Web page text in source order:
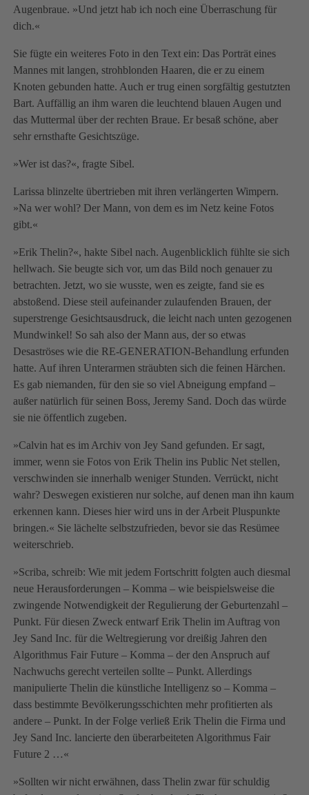
Augenbraue. »Und jetzt hab ich noch eine Überraschung für
dich.«
Sie fügte ein weiteres Foto in den Text ein: Das Porträt eines
Mannes mit langen, strohblonden Haaren, die er zu einem
Knoten gebunden hatte. Auch er trug einen sorgfältig gestutzten
Bart. Auffällig an ihm waren die leuchtend blauen Augen und
das Muttermal über der rechten Braue. Er besaß schöne, aber
sehr ernsthafte Gesichtszüge.
»Wer ist das?«, fragte Sibel.
Larissa blinzelte übertrieben mit ihren verlängerten Wimpern.
»Na wer wohl? Der Mann, von dem es im Netz keine Fotos
gibt.«
»Erik Thelin?«, hakte Sibel nach. Augenblicklich fühlte sie sich
hellwach. Sie beugte sich vor, um das Bild noch genauer zu
betrachten. Jetzt, wo sie wusste, wen es zeigte, fand sie es
abstoßend. Diese steil aufeinander zulaufenden Brauen, der
superstrenge Gesichtsausdruck, die leicht nach unten gezogenen
Mundwinkel! So sah also der Mann aus, der so etwas
Desaströses wie die RE-GENERATION-Behandlung erfunden
hatte. Auf ihren Unterarmen sträubten sich die feinen Härchen.
Es gab niemanden, für den sie so viel Abneigung empfand –
außer natürlich für seinen Boss, Jeremy Sand. Doch das würde
sie nie öffentlich zugeben.
»Calvin hat es im Archiv von Jey Sand gefunden. Er sagt,
immer, wenn sie Fotos von Erik Thelin ins Public Net stellen,
verschwinden sie innerhalb weniger Stunden. Verrückt, nicht
wahr? Deswegen existieren nur solche, auf denen man ihn kaum
erkennen kann. Dieses hier wird uns in der Arbeit Pluspunkte
bringen.« Sie lächelte selbstzufrieden, bevor sie das Resümee
weiterschrieb.
»Scriba, schreib: Wie mit jedem Fortschritt folgten auch diesmal
neue Herausforderungen – Komma – wie beispielsweise die
zwingende Notwendigkeit der Regulierung der Geburtenzahl –
Punkt. Für diesen Zweck entwarf Erik Thelin im Auftrag von
Jey Sand Inc. für die Weltregierung vor dreißig Jahren den
Algorithmus Fair Future – Komma – der den Anspruch auf
Nachwuchs gerecht verteilen sollte – Punkt. Allerdings
manipulierte Thelin die künstliche Intelligenz so – Komma –
dass bestimmte Bevölkerungsschichten mehr profitierten als
andere – Punkt. In der Folge verließ Erik Thelin die Firma und
Jey Sand Inc. lancierte den überarbeiteten Algorithmus Fair
Future 2 …«
»Sollten wir nicht erwähnen, dass Thelin zwar für schuldig